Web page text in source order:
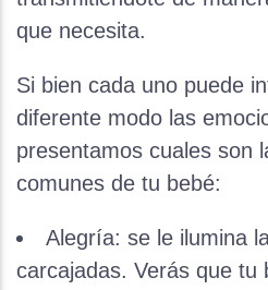
que necesita.
Si bien cada uno puede
diferente modo las
presentamos cuales son
comunes de tu bebé:
Alegría: se le ilumina
carcajadas. Verás que tu